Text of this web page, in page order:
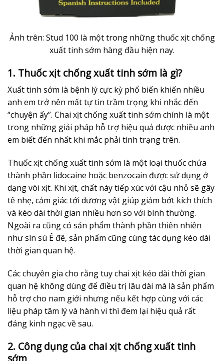
Ảnh trên: Stud 100 là một trong những thuốc xịt chống
xuất tinh sớm hàng đầu hiện nay.
1. Thuốc xịt chống xuất tinh sớm là gì?
Xuất tinh sớm là bệnh lý cực kỳ phổ biến khiến nhiều
anh em trở nên mất tự tin trầm trọng khi nhắc đến
“chuyện ấy”. Chai xịt chống xuất tinh sớm chính là một
trong những giải pháp hỗ trợ hiệu quả được nhiều anh
em biết đến nhất khi mắc phải tình trạng trên.
Thuốc xịt chống xuất tinh sớm là một loại thuốc chứa
thành phần lidocaine hoặc benzocain được sử dụng ở
dạng vòi xịt. Khi xịt, chất này tiếp xúc với cậu nhỏ sẽ gây
tê nhẹ, cảm giác tới dương vật giúp giảm bớt kích thích
và kéo dài thời gian nhiều hơn so với bình thường.
Ngoài ra cũng có sản phẩm thành phần thiên nhiên
như sìn sú Ê đê, sản phẩm cũng cùng tác dụng kéo dài
thời gian quan hệ.
Các chuyên gia cho rằng tuy chai xịt kéo dài thời gian
quan hệ không dùng để điều trị lâu dài mà là sản phẩm
hỗ trợ cho nam giới nhưng nếu kết hợp cùng với các
liệu pháp tâm lý và hành vi thì đem lại hiệu quả rất
đáng kinh ngạc về sau.
2. Công dụng của chai xịt chống xuất tinh
sớm